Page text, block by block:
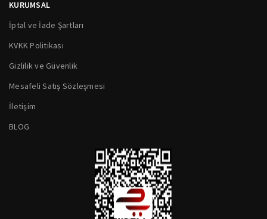
KURUMSAL
İptal ve İade Şartları
KVKK Politikası
Gizlilik ve Güvenlik
Mesafeli Satış Sözleşmesi
İletişim
BLOG